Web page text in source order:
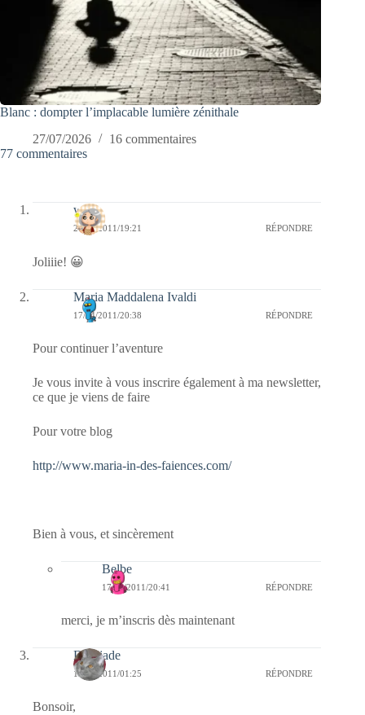
Blanc : dompter l’implacable lumière zénithale
27/07/2026
16 commentaires
77 commentaires
wafa
20/04/2011/19:21 RÉPONDRE
Joliiie! 😀
Maria Maddalena Ivaldi
17/04/2011/20:38 RÉPONDRE
Pour continuer l’aventure
Je vous invite à vous inscrire également à ma newsletter,
ce que je viens de faire
Pour votre blog
http://www.maria-in-des-faiences.com/
Bien à vous, et sincèrement
Belbe
17/04/2011/20:41 RÉPONDRE
merci, je m’inscris dès maintenant
Domjade
17/04/2011/01:25 RÉPONDRE
Bonsoir,